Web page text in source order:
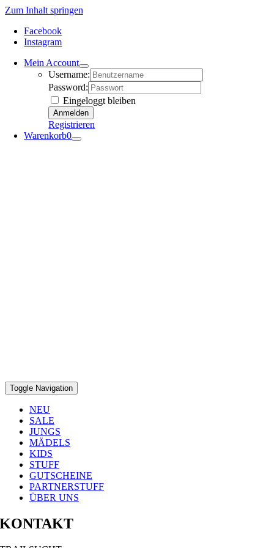
Zum Inhalt springen
Facebook
Instagram
Mein Account
Username:
Password:
Eingeloggt bleiben
Registrieren
Warenkorb0
Toggle Navigation
NEU
SALE
JUNGS
MÄDELS
KIDS
STUFF
GUTSCHEINE
PARTNERSTUFF
ÜBER UNS
KONTAKT